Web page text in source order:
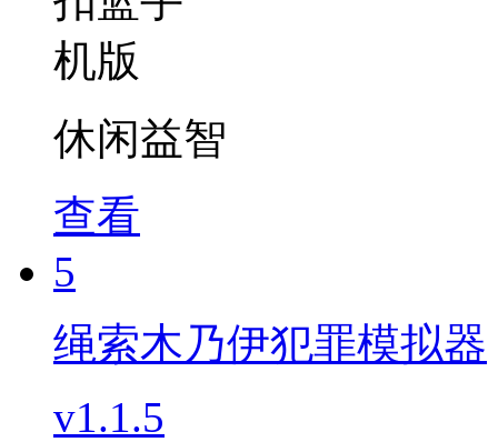
休闲益智
查看
5
绳索木乃伊犯罪模拟器
v1.1.5